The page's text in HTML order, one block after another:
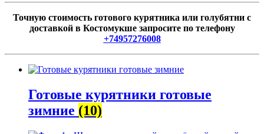
Точную стоимость готового курятника или голубятни с
доставкой в Костомукше запросите по телефону
+74957276008
Готовые курятники готовые
зимние (10)